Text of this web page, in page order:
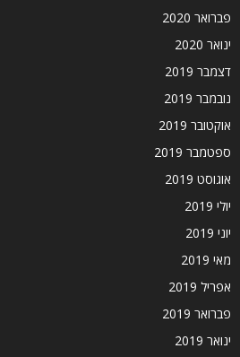
פברואר 2020
ינואר 2020
דצמבר 2019
נובמבר 2019
אוקטובר 2019
ספטמבר 2019
אוגוסט 2019
יולי 2019
יוני 2019
מאי 2019
אפריל 2019
פברואר 2019
ינואר 2019